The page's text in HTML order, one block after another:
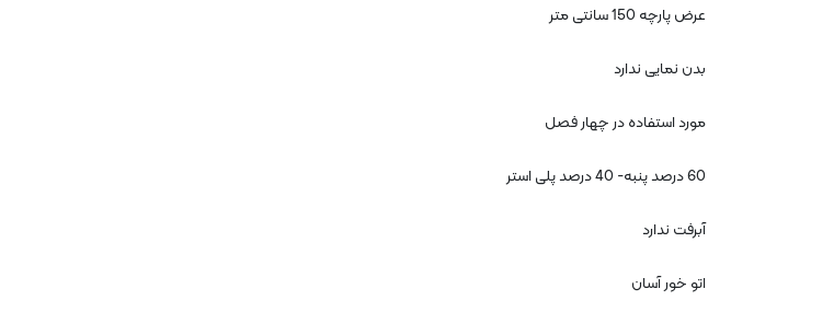
عرض پارچه 150 سانتی متر
بدن نمایی ندارد
مورد استفاده در چهار فصل
60درصد پنبه- 40 درصد پلی استر
آبرفت ندارد
اتو خور آسان